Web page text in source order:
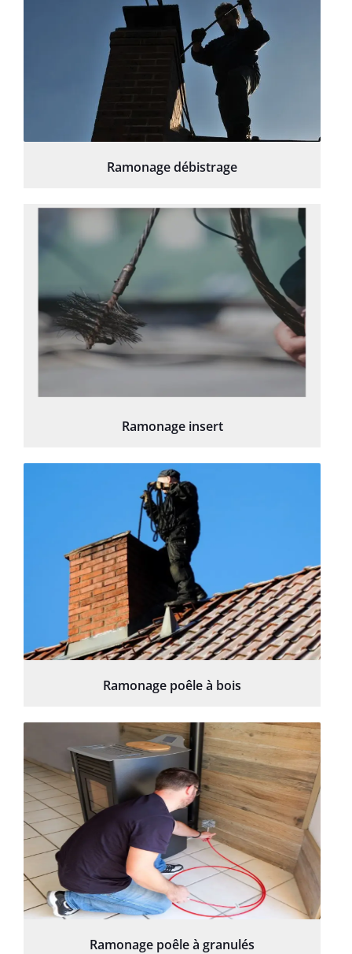
Ramonage débistrage
Ramonage insert
Ramonage poêle à bois
Ramonage poêle à granulés